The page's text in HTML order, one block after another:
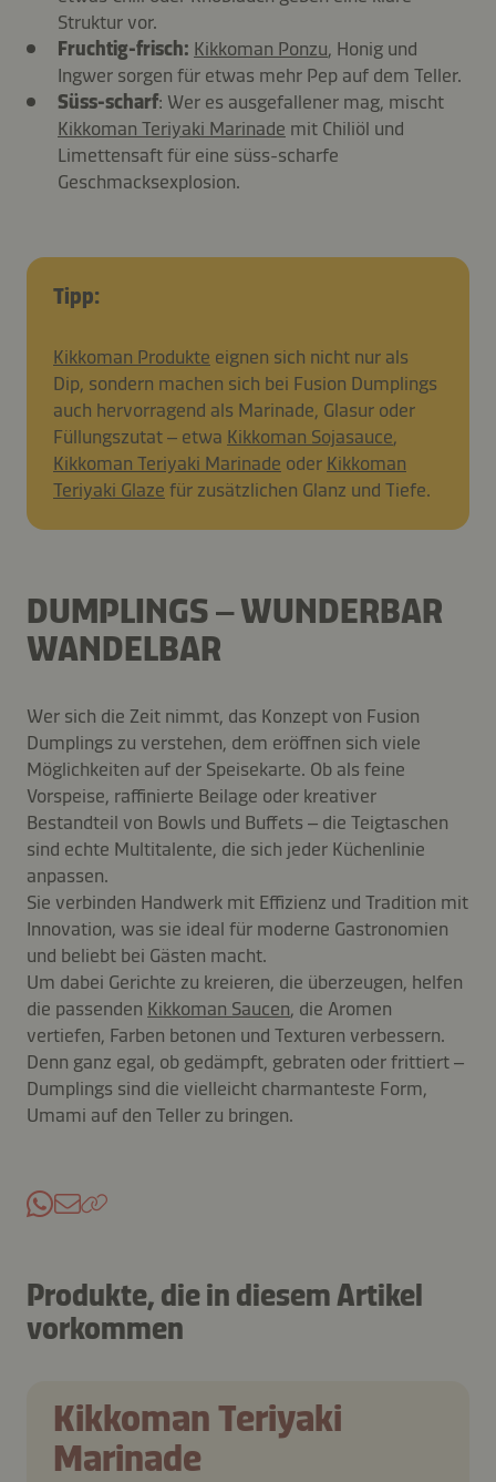
Struktur vor.
Fruchtig-frisch: Kikkoman Ponzu, Honig und
Ingwer sorgen für etwas mehr Pep auf dem Teller.
Süss-scharf: Wer es ausgefallener mag, mischt
Kikkoman Teriyaki Marinade mit Chiliöl und
Limettensaft für eine süss-scharfe
Geschmacksexplosion.
Tipp:
Kikkoman Produkte eignen sich nicht nur als
Dip, sondern machen sich bei Fusion Dumplings
auch hervorragend als Marinade, Glasur oder
Füllungszutat – etwa Kikkoman Sojasauce,
Kikkoman Teriyaki Marinade oder Kikkoman
Teriyaki Glaze für zusätzlichen Glanz und Tiefe.
DUMPLINGS – WUNDERBAR
WANDELBAR
Wer sich die Zeit nimmt, das Konzept von Fusion
Dumplings zu verstehen, dem eröffnen sich viele
Möglichkeiten auf der Speisekarte. Ob als feine
Vorspeise, raffinierte Beilage oder kreativer
Bestandteil von Bowls und Buffets – die Teigtaschen
sind echte Multitalente, die sich jeder Küchenlinie
anpassen.
Sie verbinden Handwerk mit Effizienz und Tradition mit
Innovation, was sie ideal für moderne Gastronomien
und beliebt bei Gästen macht.
Um dabei Gerichte zu kreieren, die überzeugen, helfen
die passenden Kikkoman Saucen, die Aromen
vertiefen, Farben betonen und Texturen verbessern.
Denn ganz egal, ob gedämpft, gebraten oder frittiert –
Dumplings sind die vielleicht charmanteste Form,
Umami auf den Teller zu bringen.
Produkte, die in diesem Artikel
vorkommen
Kikkoman Teriyaki
Marinade